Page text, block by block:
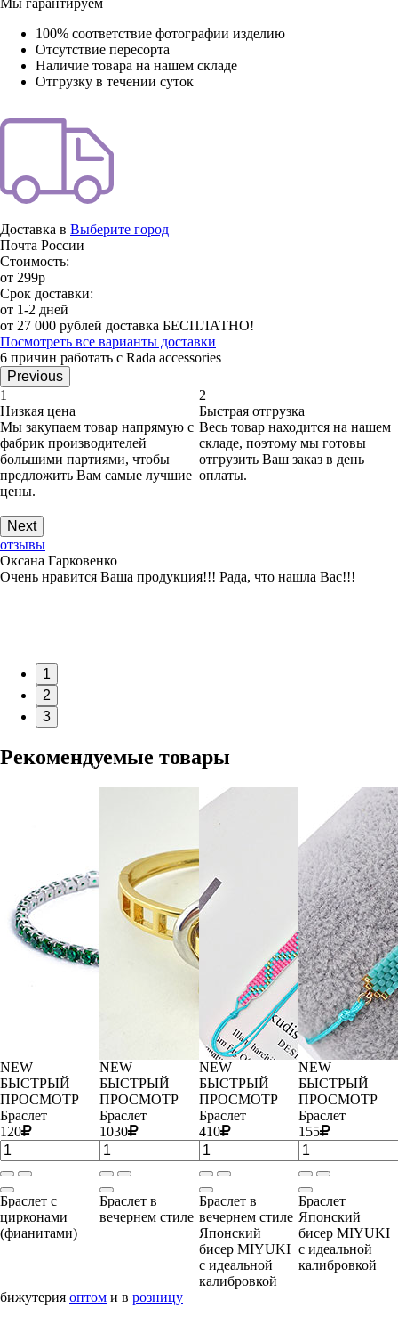
100% соответствие фотографии изделию
Отсутствие пересорта
Наличие товара на нашем складе
Отгрузку в течении суток
Доставка в Выберите город
Почта России
Стоимость:
от 299р
Срок доставки:
от 1-2 дней
от 27 000 рублей доставка БЕСПЛАТНО!
Посмотреть все варианты доставки
6 причин работать с Rada accessories
Previous
1
Низкая цена
Мы закупаем товар напрямую с
фабрик производителей
большими партиями, чтобы
предложить Вам самые лучшие
цены.
2
Быстрая отгрузка
Весь товар находится на нашем
складе, поэтому мы готовы
отгрузить Ваш заказ в день
оплаты.
Next
отзывы
Оксана Гарковенко
Очень нравится Ваша продукция!!! Рада, что нашла Вас!!!
1
2
3
Рекомендуемые товары
NEW
БЫСТРЫЙ
ПРОСМОТР
Браслет
120
Браслет с
цирконами
(фианитами)
NEW
БЫСТРЫЙ
ПРОСМОТР
Браслет
1030
Браслет в
вечернем стиле
NEW
БЫСТРЫЙ
ПРОСМОТР
Браслет
410
Браслет в
вечернем стиле
Японский
бисер MIYUKI
с идеальной
калибровкой
NEW
БЫСТРЫЙ
ПРОСМОТР
Браслет
155
Браслет
Японский
бисер MIYUKI
с идеальной
калибровкой
бижутерия оптом и в розницу